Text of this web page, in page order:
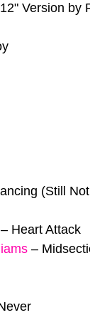
Version by
(Still
– Heart Attack
–